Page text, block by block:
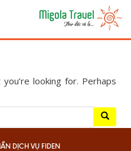
looking for. Perhaps
DỊCH VỤ FIDEN